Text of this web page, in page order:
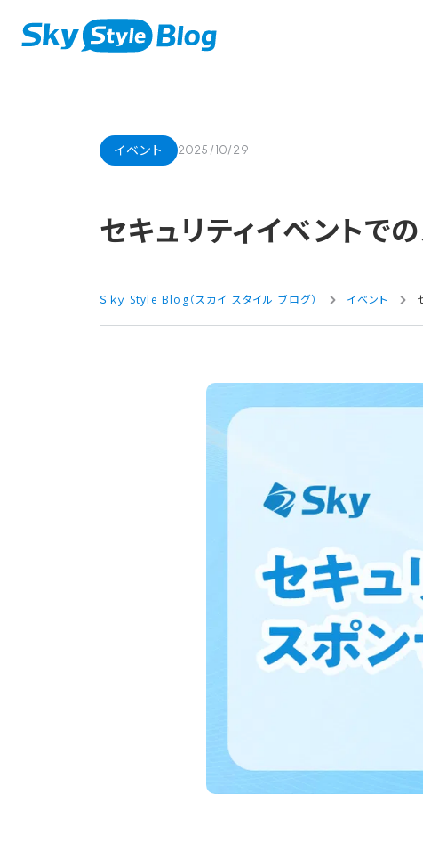
イベント 2025/10/29
セキュリティイベントで
Ｓｋｙ Style Blog（スカイ スタイル ブログ） イベント